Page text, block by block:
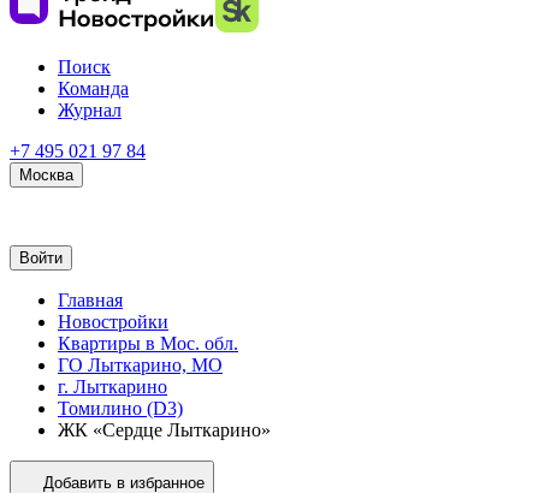
Поиск
Команда
Журнал
+7 495 021 97 84
Москва
Войти
Главная
Новостройки
Квартиры в Мос. обл.
ГО Лыткарино, МО
г. Лыткарино
Томилино (D3)
ЖК «Сердце Лыткарино»
Добавить в избранное